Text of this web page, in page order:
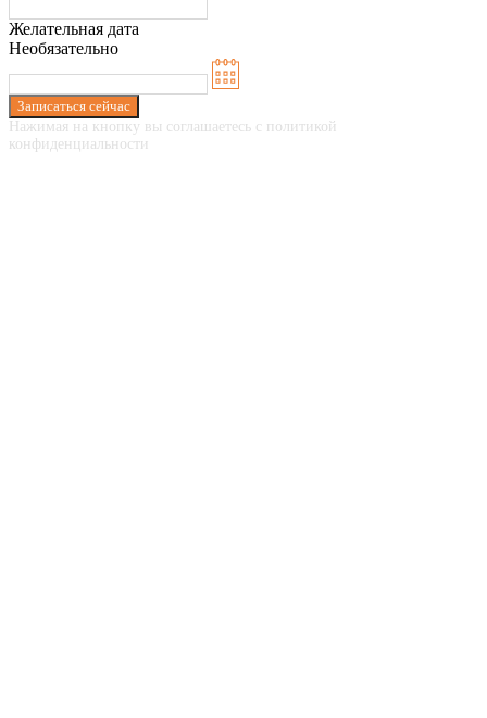
Желательная дата
Необязательно
Записаться сейчас
Нажимая на кнопку вы соглашаетесь с политикой
конфиденциальности